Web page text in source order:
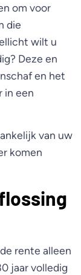
om voor
die
wilt u
Deze en
en het
in een
van uw
komen
rente alleen
jaar volledig